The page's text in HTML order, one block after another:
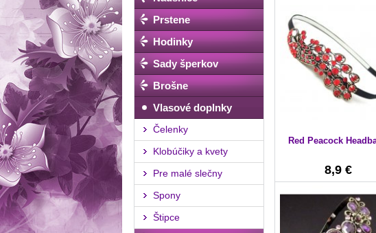
Prstene
Hodinky
Sady šperkov
Brošne
Vlasové doplnky
Čelenky
Klobúčiky a kvety
Pre malé slečny
Spony
Štipce
Red Peacock
8,9 €